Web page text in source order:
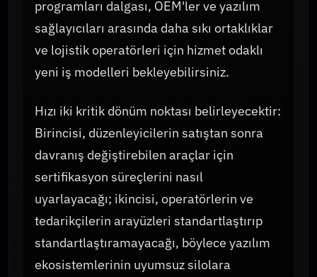
programları dalgası, OEM'ler ve yazılım
sağlayıcıları arasında daha sıkı ortaklıklar
ve lojistik operatörleri için hizmet odaklı
yeni iş modelleri bekleyebilirsiniz.
Hızı iki kritik dönüm noktası belirleyecektir:
Birincisi, düzenleyicilerin satıştan sonra
davranış değiştirebilen araçlar için
sertifikasyon süreçlerini nasıl
uyarlayacağı; ikincisi, operatörlerin ve
tedarikçilerin arayüzleri standartlaştırıp
standartlaştıramayacağı, böylece yazılım
ekosistemlerinin uyumsuz silolara